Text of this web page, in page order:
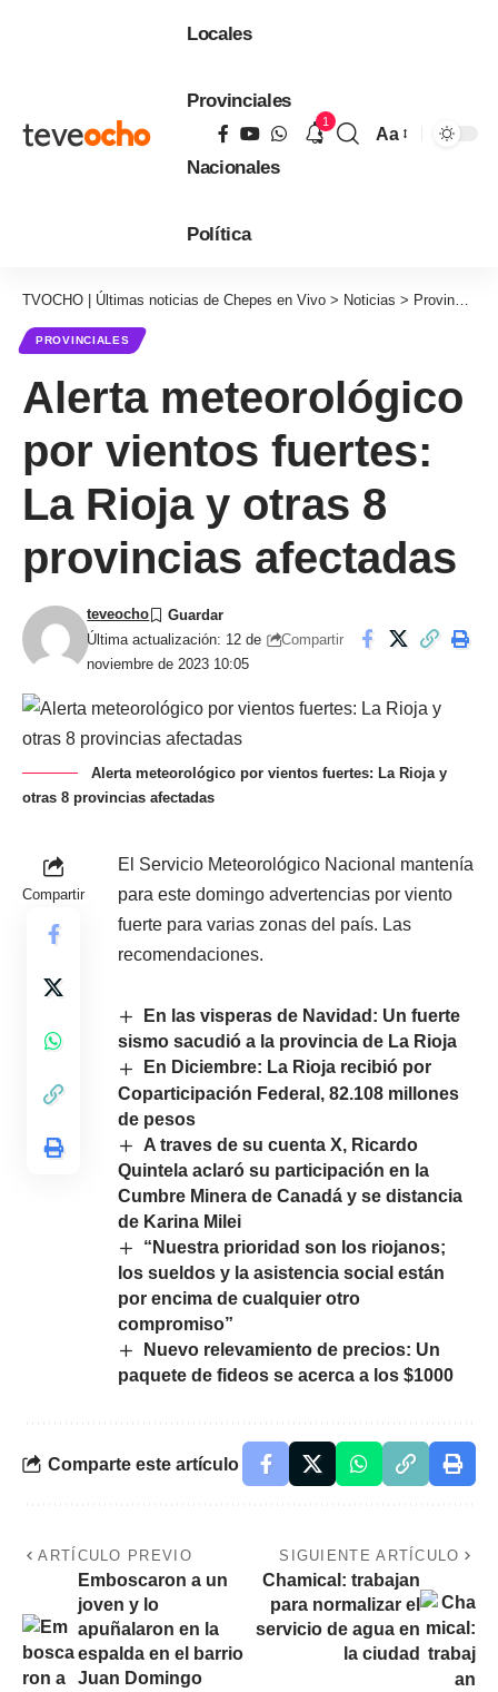
Locales
Provinciales
Nacionales
Política
1
Aa
TVOCHO | Últimas noticias de Chepes en Vivo > Noticias > Provinciales
PROVINCIALES
Alerta meteorológico
por vientos fuertes:
La Rioja y otras 8
provincias afectadas
Última actualización: 12 de
noviembre de 2023 10:05
teveocho
Compartir
Alerta meteorológico por vientos fuertes: La Rioja y
otras 8 provincias afectadas
Compartir
El Servicio Meteorológico Nacional mantenía
para este domingo advertencias por viento
fuerte para varias zonas del país. Las
recomendaciones.
En las visperas de Navidad: Un fuerte
sismo sacudió a la provincia de La Rioja
En Diciembre: La Rioja recibió por
Coparticipación Federal, 82.108 millones
de pesos
A traves de su cuenta X, Ricardo
Quintela aclaró su participación en la
Cumbre Minera de Canadá y se distancia
de Karina Milei
“Nuestra prioridad son los riojanos;
los sueldos y la asistencia social están
por encima de cualquier otro
compromiso”
Nuevo relevamiento de precios: Un
paquete de fideos se acerca a los $1000
Comparte este artículo
ARTÍCULO PREVIO
Emboscaron a un
joven y lo
apuñalaron en la
espalda en el barrio
Juan Domingo
SIGUIENTE ARTÍCULO
Chamical: trabajan
para normalizar el
servicio de agua en
la ciudad